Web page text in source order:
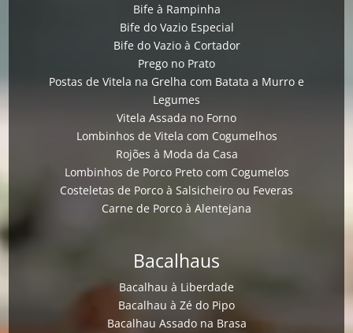
Bife à Rampinha
Bife do Vazio Especial
Bife do Vazio à Cortador
Prego no Prato
Postas de Vitela na Grelha com Batata a Murro e
Legumes
Vitela Assada no Forno
Lombinhos de Vitela com Cogumelhos
Rojões à Moda da Casa
Lombinhos de Porco Preto com Cogumelos
Costeletas de Porco à Salsicheiro ou Feveras
Carne de Porco à Alentejana
Bacalhaus
Bacalhau à Liberdade
Bacalhau à Zé do Pipo
Bacalhau Assado na Brasa